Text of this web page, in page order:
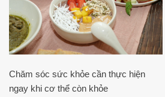
Chăm sóc sức khỏe cần thực hiện
ngay khi cơ thể còn khỏe